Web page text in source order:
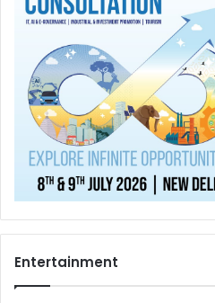
Entertainment